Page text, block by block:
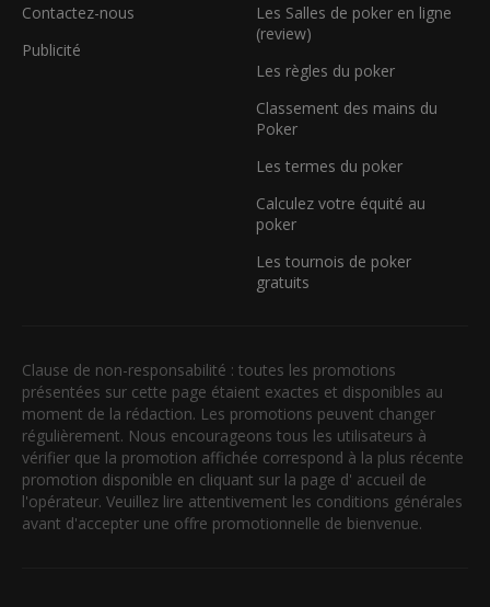
Contactez-nous
Publicité
Les Salles de poker en ligne
(review)
Les règles du poker
Classement des mains du
Poker
Les termes du poker
Calculez votre équité au
poker
Les tournois de poker
gratuits
Clause de non-responsabilité : toutes les promotions
présentées sur cette page étaient exactes et disponibles au
moment de la rédaction. Les promotions peuvent changer
régulièrement. Nous encourageons tous les utilisateurs à
vérifier que la promotion affichée correspond à la plus récente
promotion disponible en cliquant sur la page d' accueil de
l'opérateur. Veuillez lire attentivement les conditions générales
avant d'accepter une offre promotionnelle de bienvenue.